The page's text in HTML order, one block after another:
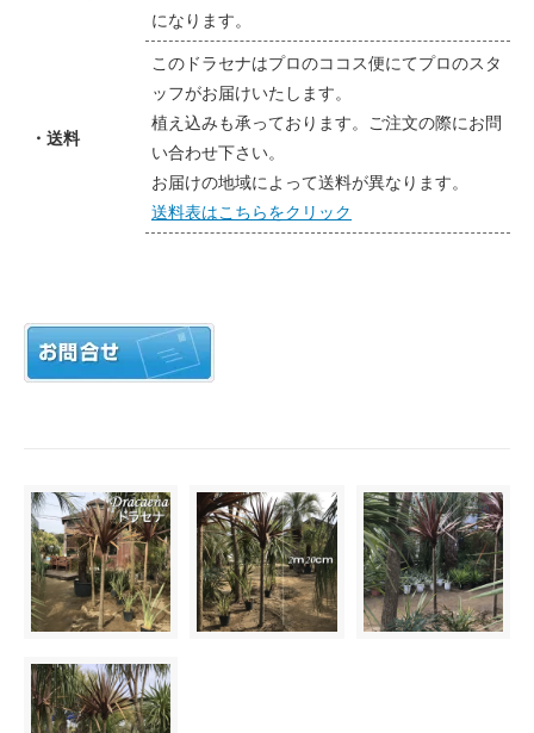
になります。
・送料
このドラセナはプロのココス便にてプロのスタ
ッフがお届けいたします。
植え込みも承っております。ご注文の際にお問
い合わせ下さい。
お届けの地域によって送料が異なります。
送料表はこちらをクリック